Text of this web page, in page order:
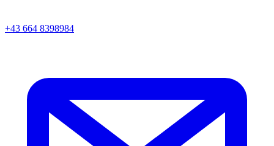
+43 664 8398984